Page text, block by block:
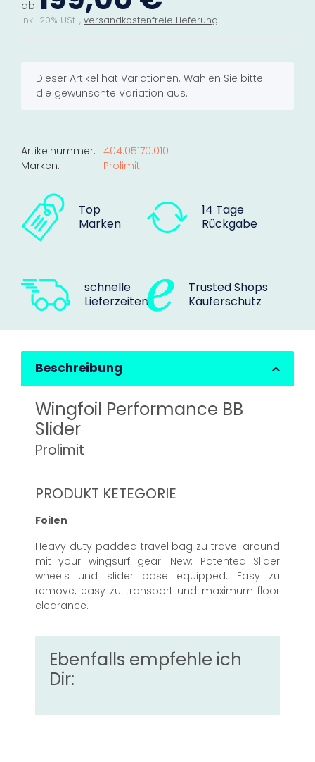
ab
inkl. 20% USt. , versandkostenfreie Lieferung
xDieser Artikel hat Variationen. Wählen Sie bitte
die gewünschte Variation aus.
Artikelnummer: 404.05170.010
Marken:
Prolimit
Top
Marken
14 Tage
Rückgabe
schnelle
Lieferzeiten
Trusted Shops
Käuferschutz
Beschreibung
Wingfoil Performance BB
Slider
Prolimit
PRODUKT KETEGORIE
Foilen
Heavy duty padded travel bag zu travel around
mit your wingsurf gear. New: Patented Slider
wheels und slider base equipped. Easy zu
remove, easy zu transport und maximum floor
clearance.
Ebenfalls empfehle ich
Dir: